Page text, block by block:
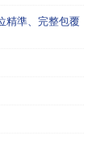
精準、完整包覆